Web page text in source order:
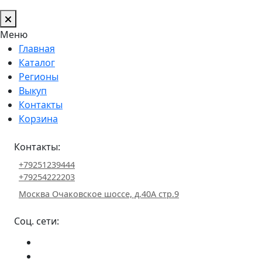
Меню
Главная
Каталог
Регионы
Выкуп
Контакты
Корзина
Контакты:
+79251239444
+79254222203
Москва Очаковское шоссе, д.40А стр.9
Соц. сети: